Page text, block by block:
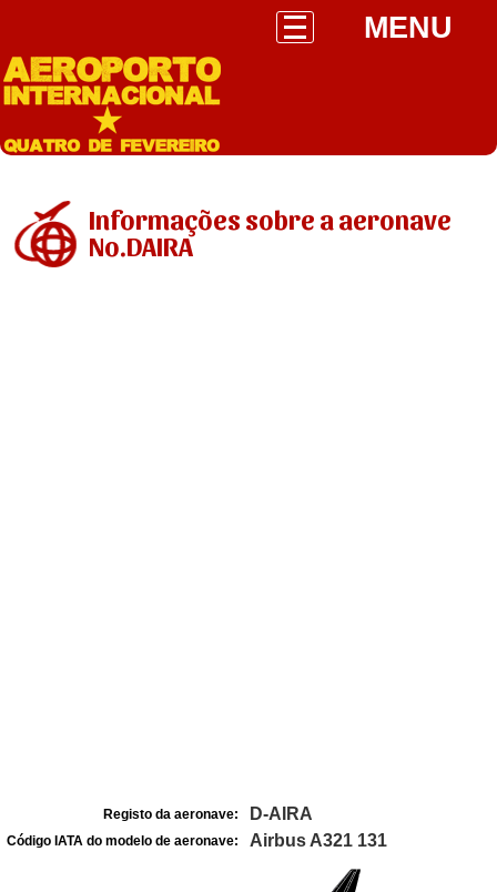
MENU
Informações sobre a aeronave
No.DAIRA
Registo da aeronave: D-AIRA
Código IATA do modelo de aeronave: Airbus A321 131